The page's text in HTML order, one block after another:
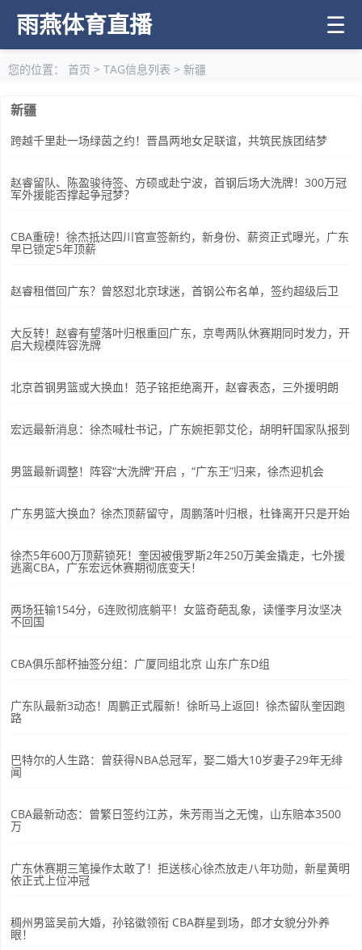
雨燕体育直播 ☰
您的位置： 首页 > TAG信息列表 > 新疆
新疆
跨越千里赴一场绿茵之约！晋昌两地女足联谊，共筑民族团结梦
赵睿留队、陈盈骏待签、方硕或赴宁波，首钢后场大洗牌！300万冠
军外援能否撑起争冠梦？
CBA重磅！徐杰抵达四川官宣签新约，新身份、薪资正式曝光，广东
早已锁定5年顶薪
赵睿租借回广东？曾怒怼北京球迷，首钢公布名单，签约超级后卫
大反转！赵睿有望落叶归根重回广东，京粤两队休赛期同时发力，开
启大规模阵容洗牌
北京首钢男篮或大换血！范子铭拒绝离开，赵睿表态，三外援明朗
宏远最新消息：徐杰喊杜书记，广东婉拒郭艾伦，胡明轩国家队报到
男篮最新调整！阵容“大洗牌”开启 ，“广东王”归来，徐杰迎机会
广东男篮大换血？徐杰顶薪留守，周鹏落叶归根，杜锋离开只是开始
徐杰5年600万顶薪锁死！奎因被俄罗斯2年250万美金撬走，七外援
逃离CBA，广东宏远休赛期彻底变天！
两场狂输154分，6连败彻底躺平！女篮奇葩乱象，读懂李月汝坚决
不回国
CBA俱乐部杯抽签分组：广厦同组北京 山东广东D组
广东队最新3动态！周鹏正式履新！徐昕马上返回！徐杰留队奎因跑
路
巴特尔的人生路：曾获得NBA总冠军，娶二婚大10岁妻子29年无绯
闻
CBA最新动态：曾繁日签约江苏，朱芳雨当之无愧，山东赔本3500
万
广东休赛期三笔操作太敢了！拒送核心徐杰放走八年功勋，新星黄明
依正式上位冲冠
稠州男篮吴前大婚，孙铭徽领衔 CBA群星到场，郎才女貌分外养
眼！